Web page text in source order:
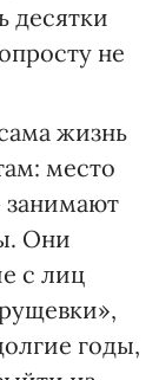
десятки
не
жизнь
место
занимают
Они
с лиц
годы,